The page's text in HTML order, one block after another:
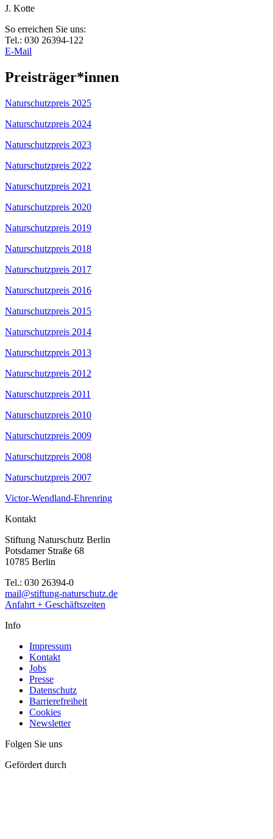
J. Kotte
So erreichen Sie uns:
Tel.: 030 26394-122
E-Mail
Preisträger*innen
Naturschutzpreis 2025
Naturschutzpreis 2024
Naturschutzpreis 2023
Naturschutzpreis 2022
Naturschutzpreis 2021
Naturschutzpreis 2020
Naturschutzpreis 2019
Naturschutzpreis 2018
Naturschutzpreis 2017
Naturschutzpreis 2016
Naturschutzpreis 2015
Naturschutzpreis 2014
Naturschutzpreis 2013
Naturschutzpreis 2012
Naturschutzpreis 2011
Naturschutzpreis 2010
Naturschutzpreis 2009
Naturschutzpreis 2008
Naturschutzpreis 2007
Victor-Wendland-Ehrenring
Kontakt
Stiftung Naturschutz Berlin
Potsdamer Straße 68
10785 Berlin
Tel.: 030 26394-0
mail@stiftung-naturschutz.de
Anfahrt + Geschäftszeiten
Info
Impressum
Kontakt
Jobs
Presse
Datenschutz
Barrierefreiheit
Cookies
Newsletter
Folgen Sie uns
Gefördert durch